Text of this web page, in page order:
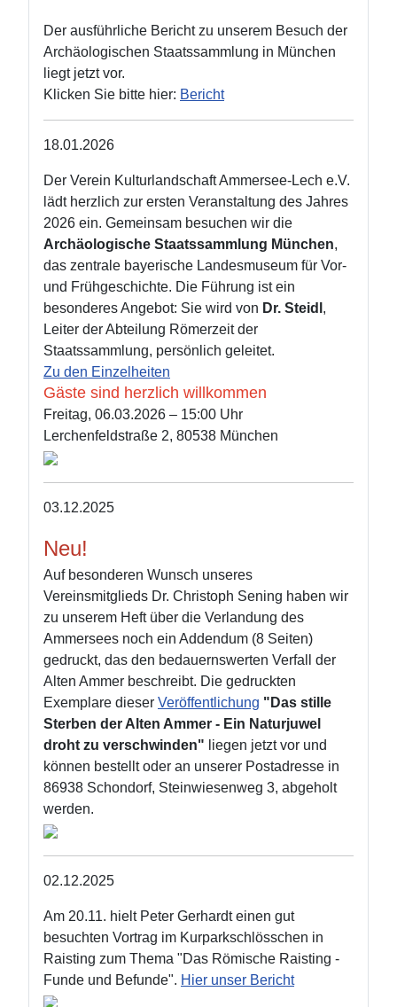
Der ausführliche Bericht zu unserem Besuch der
Archäologischen Staatssammlung in München
liegt jetzt vor.
Klicken Sie bitte hier: Bericht
18.01.2026
Der Verein Kulturlandschaft Ammersee‑Lech e.V.
lädt herzlich zur ersten Veranstaltung des Jahres
2026 ein. Gemeinsam besuchen wir die
Archäologische Staatssammlung München,
das zentrale bayerische Landesmuseum für Vor‑
und Frühgeschichte. Die Führung ist ein
besonderes Angebot: Sie wird von Dr. Steidl ,
Leiter der Abteilung Römerzeit der
Staatssammlung, persönlich geleitet.
Zu den Einzelheiten
Gäste sind herzlich willkommen
Freitag, 06.03.2026 – 15:00 Uhr
Lerchenfeldstraße 2, 80538 München
03.12.2025
Neu!
Auf besonderen Wunsch unseres
Vereinsmitglieds Dr. Christoph Sening haben wir
zu unserem Heft über die Verlandung des
Ammersees noch ein Addendum (8 Seiten)
gedruckt, das den bedauernswerten Verfall der
Alten Ammer beschreibt. Die gedruckten
Exemplare dieser Veröffentlichung "Das stille
Sterben der Alten Ammer - Ein Naturjuwel
droht zu verschwinden" liegen jetzt vor und
können bestellt oder an unserer Postadresse in
86938 Schondorf, Steinwiesenweg 3, abgeholt
werden.
02.12.2025
Am 20.11. hielt Peter Gerhardt einen gut
besuchten Vortrag im Kurparkschlösschen in
Raisting zum Thema "Das Römische Raisting -
Funde und Befunde". Hier unser Bericht